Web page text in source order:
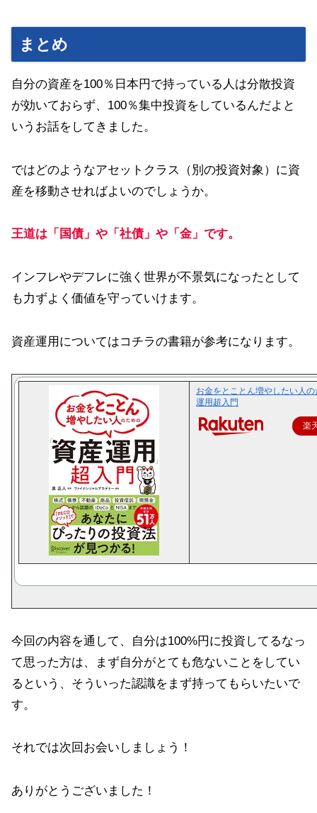
まとめ
自分の資産を100％日本円で持っている人は分散投資
が効いておらず、100％集中投資をしているんだよと
いうお話をしてきました。
ではどのようなアセットクラス（別の投資対象）に資
産を移動させればよいのでしょうか。
王道は「国債」や「社債」や「金」です。
インフレやデフレに強く世界が不景気になったとして
も力ずよく価値を守っていけます。
資産運用についてはコチラの書籍が参考になります。
お金をとことん増やしたい人
運用超入門
楽
今回の内容を通して、自分は100%円に投資してるなっ
て思った方は、まず自分がとても危ないことをしてい
るという、そういった認識をまず持ってもらいたいで
す。
それでは次回お会いしましょう！
ありがとうございました！